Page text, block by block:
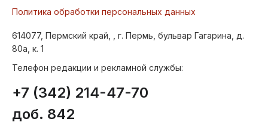
Политика обработки персональных данных
614077, Пермский край, , г. Пермь, бульвар Гагарина, д.
80а, к. 1
Телефон редакции и рекламной службы:
+7 (342) 214-47-70
доб. 842